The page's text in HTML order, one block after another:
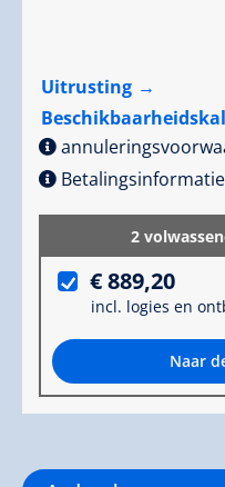
Uitrusting
Betalingsinformatie
2
€ 889,20
incl. logies en
Naar